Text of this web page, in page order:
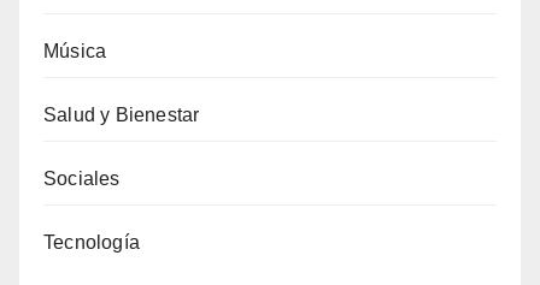
Música
Salud y Bienestar
Sociales
Tecnología